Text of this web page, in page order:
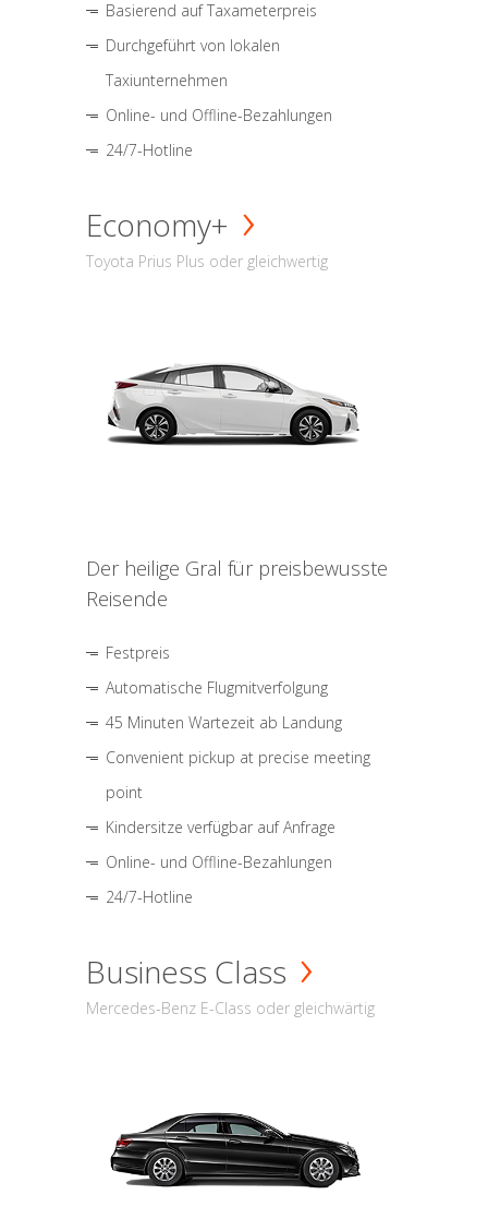
Basierend auf Taxameterpreis
Durchgeführt von lokalen
Taxiunternehmen
Online- und Offline-Bezahlungen
24/7-Hotline
Economy+
Toyota Prius Plus oder gleichwertig
Der heilige Gral für preisbewusste
Reisende
Festpreis
Automatische Flugmitverfolgung
45 Minuten Wartezeit ab Landung
Convenient pickup at precise meeting
point
Kindersitze verfügbar auf Anfrage
Online- und Offline-Bezahlungen
24/7-Hotline
Business Class
Mercedes-Benz E-Class oder gleichwärtig